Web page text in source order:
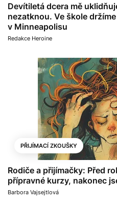
Devítiletá dcera mě
nezatknou. Ve škole
v Minneapolisu
Redakce Heroine
PŘIJÍMACÍ ZKOUŠKY
Rodiče a přijímačky: Před
přípravné kurzy, nakonec
Barbora Vajsejtlová